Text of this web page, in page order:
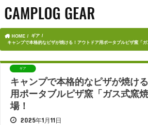
HOME
ギア
キャンプで本格的なピザが焼ける！アウトドア用ポータブルピザ窯「ガ
ギア
キャンプで本格的なピザが焼け
用ポータブルピザ窯「ガス式窯
場！
2025年1月11日